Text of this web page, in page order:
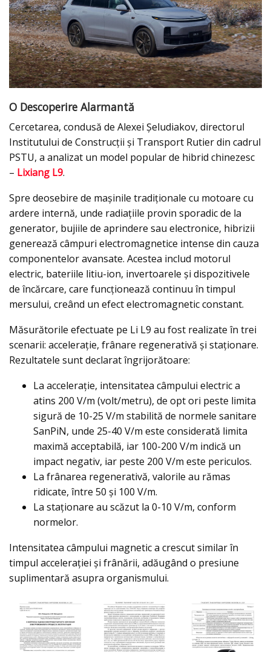
O Descoperire Alarmantă
Cercetarea, condusă de Alexei Șeludiakov, directorul
Institutului de Construcții și Transport Rutier din cadrul
PSTU, a analizat un model popular de hibrid chinezesc
– Lixiang L9.
Spre deosebire de mașinile tradiționale cu motoare cu
ardere internă, unde radiațiile provin sporadic de la
generator, bujiile de aprindere sau electronice, hibrizii
generează câmpuri electromagnetice intense din cauza
componentelor avansate. Acestea includ motorul
electric, bateriile litiu-ion, invertoarele și dispozitivele
de încărcare, care funcționează continuu în timpul
mersului, creând un efect electromagnetic constant.
Măsurătorile efectuate pe Li L9 au fost realizate în trei
scenarii: accelerație, frânare regenerativă și staționare.
Rezultatele sunt declarat îngrijorătoare:
La accelerație, intensitatea câmpului electric a
atins 200 V/m (volt/metru), de opt ori peste limita
sigură de 10-25 V/m stabilită de normele sanitare
SanPiN, unde 25-40 V/m este considerată limita
maximă acceptabilă, iar 100-200 V/m indică un
impact negativ, iar peste 200 V/m este periculos.
La frânarea regenerativă, valorile au rămas
ridicate, între 50 și 100 V/m.
La staționare au scăzut la 0-10 V/m, conform
normelor.
Intensitatea câmpului magnetic a crescut similar în
timpul accelerației și frânării, adăugând o presiune
suplimentară asupra organismului.